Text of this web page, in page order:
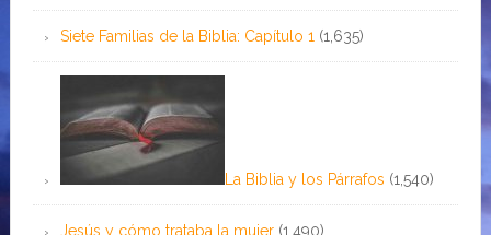
Siete Familias de la Biblia: Capítulo 1 (1,635)
La Biblia y los Párrafos (1,540)
Jesús y cómo trataba la mujer (1,490)